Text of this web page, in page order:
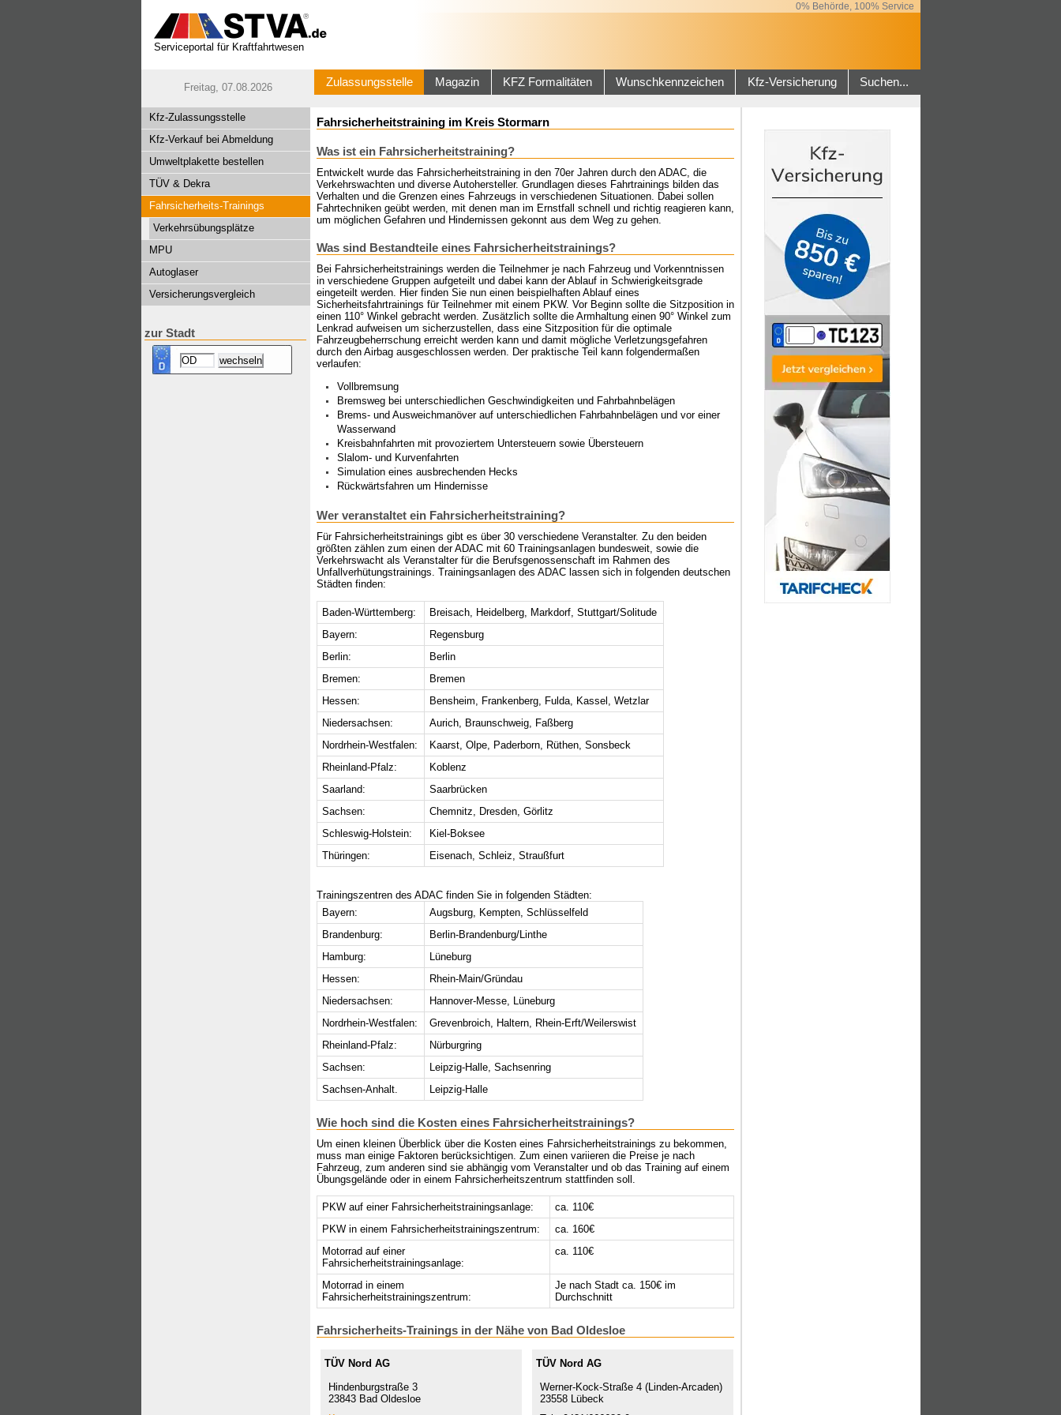
0% Behörde, 100% Service
Serviceportal für Kraftfahrtwesen
Freitag, 07.08.2026 Zulassungsstelle Magazin KFZ Formalitäten Wunschkennzeichen Kfz-Versicherung Suchen...
Kfz-Zulassungsstelle
Kfz-Verkauf bei Abmeldung
Umweltplakette bestellen
TÜV & Dekra
Fahrsicherheits-Trainings
Verkehrsübungsplätze
MPU
Autoglaser
Versicherungsvergleich
zur Stadt
Fahrsicherheitstraining im Kreis Stormarn
Was ist ein Fahrsicherheitstraining?
Entwickelt wurde das Fahrsicherheitstraining in den 70er Jahren durch den ADAC, die
Verkehrswachten und diverse Autohersteller. Grundlagen dieses Fahrtrainings bilden das
Verhalten und die Grenzen eines Fahrzeugs in verschiedenen Situationen. Dabei sollen
Fahrtechniken geübt werden, mit denen man im Ernstfall schnell und richtig reagieren kann,
um möglichen Gefahren und Hindernissen gekonnt aus dem Weg zu gehen.
Was sind Bestandteile eines Fahrsicherheitstrainings?
Bei Fahrsicherheitstrainings werden die Teilnehmer je nach Fahrzeug und Vorkenntnissen
in verschiedene Gruppen aufgeteilt und dabei kann der Ablauf in Schwierigkeitsgrade
eingeteilt werden. Hier finden Sie nun einen beispielhaften Ablauf eines
Sicherheitsfahrtrainings für Teilnehmer mit einem PKW. Vor Beginn sollte die Sitzposition in
einen 110° Winkel gebracht werden. Zusätzlich sollte die Armhaltung einen 90° Winkel zum
Lenkrad aufweisen um sicherzustellen, dass eine Sitzposition für die optimale
Fahrzeugbeherrschung erreicht werden kann und damit mögliche Verletzungsgefahren
durch den Airbag ausgeschlossen werden. Der praktische Teil kann folgendermaßen
verlaufen:
Vollbremsung
Bremsweg bei unterschiedlichen Geschwindigkeiten und Fahrbahnbelägen
Brems- und Ausweichmanöver auf unterschiedlichen Fahrbahnbelägen und vor einer
Wasserwand
Kreisbahnfahrten mit provoziertem Untersteuern sowie Übersteuern
Slalom- und Kurvenfahrten
Simulation eines ausbrechenden Hecks
Rückwärtsfahren um Hindernisse
Wer veranstaltet ein Fahrsicherheitstraining?
Für Fahrsicherheitstrainings gibt es über 30 verschiedene Veranstalter. Zu den beiden
größten zählen zum einen der ADAC mit 60 Trainingsanlagen bundesweit, sowie die
Verkehrswacht als Veranstalter für die Berufsgenossenschaft im Rahmen des
Unfallverhütungstrainings. Trainingsanlagen des ADAC lassen sich in folgenden deutschen
Städten finden:
Baden-Württemberg:
Breisach, Heidelberg, Markdorf, Stuttgart/Solitude
Bayern:
Regensburg
Berlin:
Berlin
Bremen:
Bremen
Hessen:
Bensheim, Frankenberg, Fulda, Kassel, Wetzlar
Niedersachsen:
Aurich, Braunschweig, Faßberg
Nordrhein-Westfalen:
Kaarst, Olpe, Paderborn, Rüthen, Sonsbeck
Rheinland-Pfalz:
Koblenz
Saarland:
Saarbrücken
Sachsen:
Chemnitz, Dresden, Görlitz
Schleswig-Holstein:
Kiel-Boksee
Thüringen:
Eisenach, Schleiz, Straußfurt
Trainingszentren des ADAC finden Sie in folgenden Städten:
Bayern:
Augsburg, Kempten, Schlüsselfeld
Brandenburg:
Berlin-Brandenburg/Linthe
Hamburg:
Lüneburg
Hessen:
Rhein-Main/Gründau
Niedersachsen:
Hannover-Messe, Lüneburg
Nordrhein-Westfalen:
Grevenbroich, Haltern, Rhein-Erft/Weilerswist
Rheinland-Pfalz:
Nürburgring
Sachsen:
Leipzig-Halle, Sachsenring
Sachsen-Anhalt.
Leipzig-Halle
Wie hoch sind die Kosten eines Fahrsicherheitstrainings?
Um einen kleinen Überblick über die Kosten eines Fahrsicherheitstrainings zu bekommen,
muss man einige Faktoren berücksichtigen. Zum einen variieren die Preise je nach
Fahrzeug, zum anderen sind sie abhängig vom Veranstalter und ob das Training auf einem
Übungsgelände oder in einem Fahrsicherheitszentrum stattfinden soll.
PKW auf einer Fahrsicherheitstrainingsanlage:
ca. 110€
PKW in einem Fahrsicherheitstrainingszentrum:
ca. 160€
Motorrad auf einer
Fahrsicherheitstrainingsanlage:
ca. 110€
Motorrad in einem
Fahrsicherheitstrainingszentrum:
Je nach Stadt ca. 150€ im
Durchschnitt
Fahrsicherheits-Trainings in der Nähe von Bad Oldesloe
TÜV Nord AG
Hindenburgstraße 3
23843 Bad Oldesloe
TÜV Nord AG
Werner-Kock-Straße 4 (Linden-Arcaden)
23558 Lübeck